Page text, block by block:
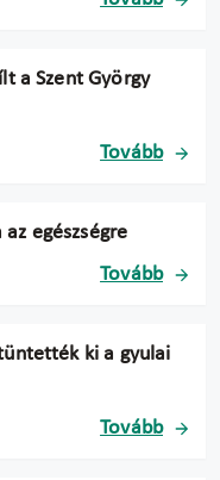
a Szent György
Tovább
egészségre
Tovább
ki a gyulai
Tovább